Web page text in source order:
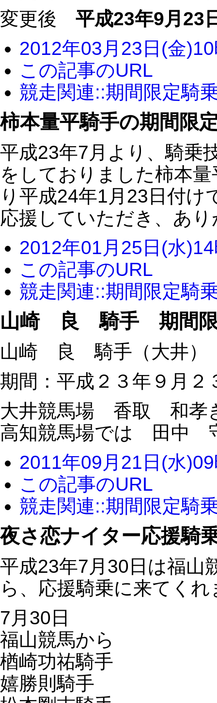
変更後 平成23年9月23
2012年03月23日(金
この記事のURL
競走関連::期間限定騎
柿本量平騎手の期間限
平成23年7月より、騎乗
をしておりました柿本
り平成24年1月23日付け
応援していただき、あ
2012年01月25日(水
この記事のURL
競走関連::期間限定騎
山崎 良 騎手 期間限
山崎 良 騎手（大井）
期間：平成２３年９月２
大井競馬場 香取 和孝
高知競馬場では 田中
2011年09月21日(水
この記事のURL
競走関連::期間限定騎
夜さ恋ナイター応援騎
平成23年7月30日は福山
ら、応援騎乗に来てくれ
7月30日
福山競馬から
楢崎功祐騎手
嬉勝則騎手